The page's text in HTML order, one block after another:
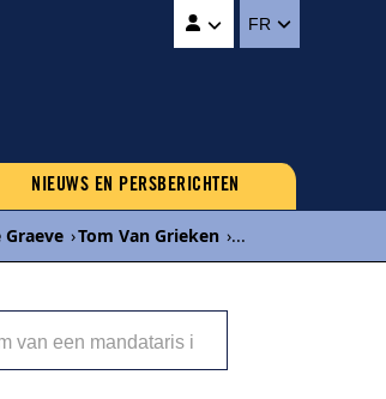
FR
NIEUWS EN PERSBERICHTEN
Graeve ›Tom Van Grieken ›...